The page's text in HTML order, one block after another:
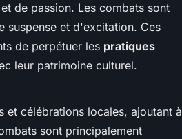
de passion. Les combats sont
suspense et d'excitation. Ces
de perpétuer les pratiques
leur patrimoine culturel.
et célébrations locales, ajoutant à
sont principalement